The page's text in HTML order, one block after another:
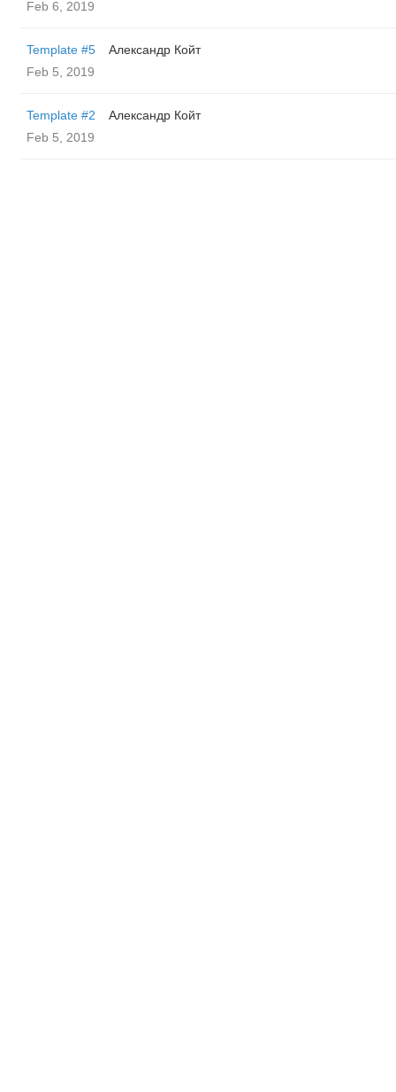
Feb 6, 2019
Template #5
Александр Койт
Feb 5, 2019
Template #2
Александр Койт
Feb 5, 2019